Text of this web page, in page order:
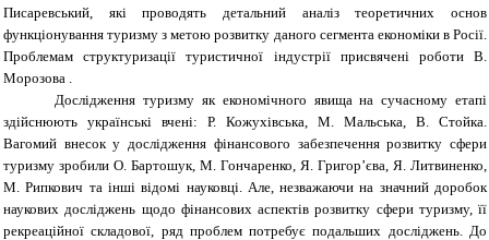
Писаревський, які проводять детальний аналіз теоретичних основ
функціонування туризму з метою розвитку даного сегмента економіки в Росії.
Проблемам структуризації туристичної індустрії присвячені роботи В.
Морозова .
Дослідження туризму як економічного явища на сучасному етапі
здійснюють українські вчені: Р. Кожухівська, М. Мальська, В. Стойка.
Вагомий внесок у дослідження фінансового забезпечення розвитку сфери
туризму зробили О. Бартошук, М. Гончаренко, Я. Григор’єва, Я. Литвиненко,
М. Рипкович та інші відомі науковці. Але, незважаючи на значний доробок
наукових досліджень щодо фінансових аспектів розвитку сфери туризму, її
рекреаційної складової, ряд проблем потребує подальших досліджень. До